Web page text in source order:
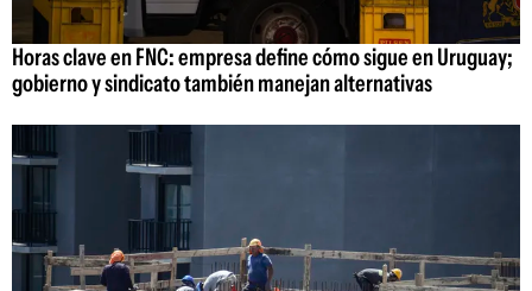
Horas clave en FNC: empresa define cómo sigue en Uruguay;
gobierno y sindicato también manejan alternativas